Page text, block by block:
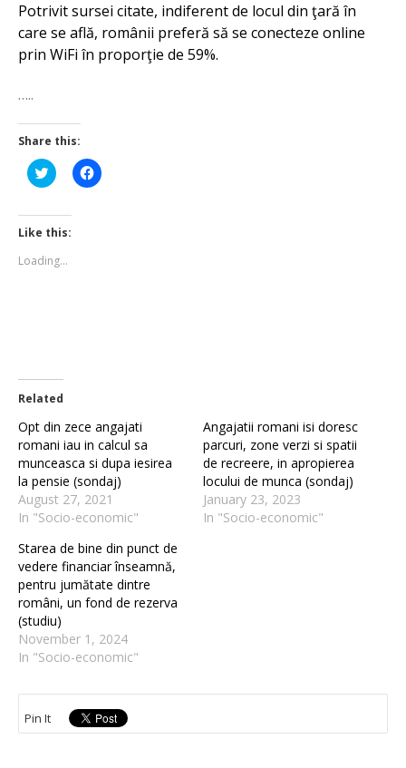
Potrivit sursei citate, indiferent de locul din ţară în
care se află, românii preferă să se conecteze online
prin WiFi în proporţie de 59%.
…..
Share this:
Click
to
Twitter
(Opens
in
window)
Click
to
Like this:
Loading...
Related
Opt din zece angajati
romani iau in calcul sa
munceasca si dupa iesirea
la pensie (sondaj)
August 27, 2021
In "Socio-economic"
Angajatii romani isi doresc
parcuri, zone verzi si spatii
de recreere, in apropierea
locului de munca (sondaj)
January 23, 2023
In "Socio-economic"
Starea de bine din punct de
vedere financiar înseamnă,
pentru jumătate dintre
români, un fond de rezerva
(studiu)
November 1, 2024
In "Socio-economic"
Pin It